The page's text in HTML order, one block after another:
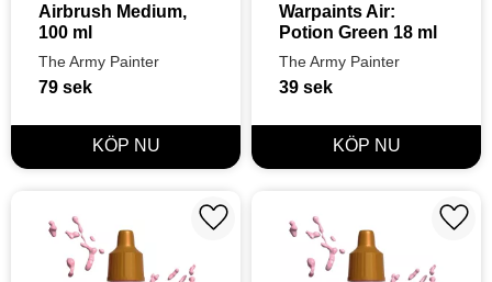
Airbrush Medium,
100 ml
The Army Painter
79 sek
Warpaints Air:
Potion Green 18 ml
The Army Painter
39 sek
Lägg till i favoriter